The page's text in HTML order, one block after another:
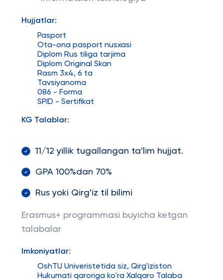
Hujjatlar:
Pasport
Ota-ona pasport nusxasi
Diplom Rus tiliga tarjima
Diplom Original Skan
Rasm 3x4, 6 ta
Tavsiyanoma
086 - Forma
SPID - Sertifikat
KG Talablar:
11/12 yillik tugallangan ta'lim hujjat.
GPA 100%dan 70%
Rus yoki Qirg'iz til bilimi
Erasmus+ programmasi buyicha ketgan
talabalar
Imkoniyatlar:
OshTU Univeristetida siz, Qirg'iziston
Hukumati qaroriga ko'ra Xalqaro Talaba